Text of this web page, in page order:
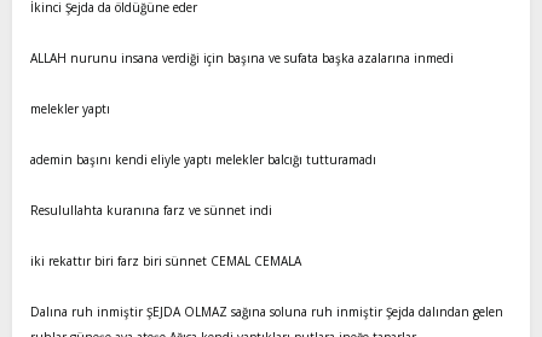
İkinci Şejda da öldüğüne eder
ALLAH nurunu insana verdiği için başına ve sufata başka azalarına inmedi
melekler yaptı
ademin başını kendi eliyle yaptı melekler balcığı tutturamadı
Resulullahta kuranına farz ve sünnet indi
iki rekattır biri farz biri sünnet CEMAL CEMALA
Dalına ruh inmiştir ŞEJDA OLMAZ sağına soluna ruh inmiştir Şejda dalından gelen